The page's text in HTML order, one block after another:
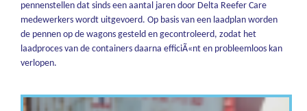
pennenstellen dat sinds een aantal jaren door Delta Reefer Care
medewerkers wordt uitgevoerd. Op basis van een laadplan worden
de pennen op de wagons gesteld en gecontroleerd, zodat het
laadproces van de containers daarna efficiÃ«nt en probleemloos kan
verlopen.